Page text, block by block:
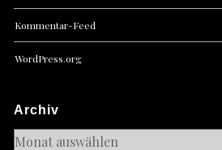
Kommentar-Feed
WordPress.org
Archiv
Archiv